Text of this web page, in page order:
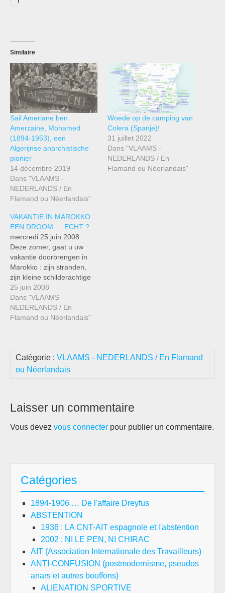
Chargement…
Similaire
Sail Ameriane ben
Amerzaine, Mohamed
(1894-1953), een
Algerijnse anarchistische
pionier
14 décembre 2019
Dans "VLAAMS -
NEDERLANDS / En
Flamand ou Néerlandais"
Woede op de camping van
Colera (Spanje)!
31 juillet 2022
Dans "VLAAMS -
NEDERLANDS / En
Flamand ou Néerlandais"
VAKANTIE IN MAROKKO :
EEN DROOM…. ECHT ?
mercredi 25 juin 2008
Deze zomer, gaat u uw
vakantie doorbrengen in
Marokko : zijn stranden,
zijn kleine schilderachtige
dorpen, zijn overvloedige
keuken, zijn zachtheid om
te leven, zijn fantasia. In
een woord : een droom !
De keerzijde van de
briefkaart…
25 juin 2008
Dans "VLAAMS -
NEDERLANDS / En
Flamand ou Néerlandais"
Catégorie : VLAAMS - NEDERLANDS / En Flamand
ou Néerlandais
Laisser un commentaire
Vous devez vous connecter pour publier un commentaire.
Catégories
1894-1906 … De l'affaire Dreyfus
ABSTENTION
1936 : LA CNT-AIT espagnole et l'abstention
2002 : NI LE PEN, NI CHIRAC
AIT (Association Internationale des Travailleurs)
ANTI-CONFUSION (postmodernisme, pseudos
anars et autres bouffons)
ALIENATION SPORTIVE